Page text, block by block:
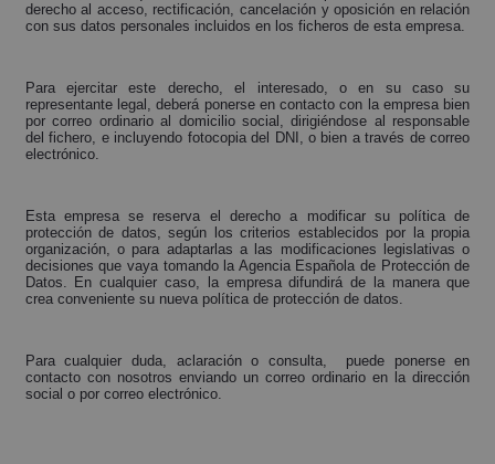
derecho al acceso, rectificación, cancelación y oposición en relación
con sus datos personales incluidos en los ficheros de esta empresa.
Para ejercitar este derecho, el interesado, o en su caso su
representante legal, deberá ponerse en contacto con la empresa bien
por correo ordinario al domicilio social, dirigiéndose al responsable
del fichero, e incluyendo fotocopia del DNI, o bien a través de correo
electrónico.
Esta empresa se reserva el derecho a modificar su política de
protección de datos, según los criterios establecidos por la propia
organización, o para adaptarlas a las modificaciones legislativas o
decisiones que vaya tomando la Agencia Española de Protección de
Datos. En cualquier caso, la empresa difundirá de la manera que
crea conveniente su nueva política de protección de datos.
Para cualquier duda, aclaración o consulta, puede ponerse en
contacto con nosotros enviando un correo ordinario en la dirección
social o por correo electrónico.